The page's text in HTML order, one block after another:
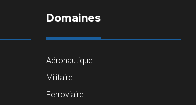
Domaines
Aéronautique
Militaire
Ferroviaire